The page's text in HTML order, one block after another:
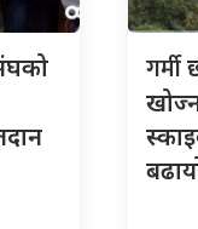
गर्मी